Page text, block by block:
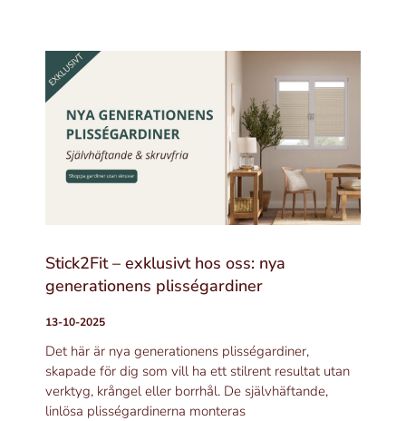
Stick2Fit – exklusivt hos oss: nya
generationens plisségardiner
13-10-2025
Det här är nya generationens plisségardiner,
skapade för dig som vill ha ett stilrent resultat utan
verktyg, krångel eller borrhål. De självhäftande,
linlösa plisségardinerna monteras